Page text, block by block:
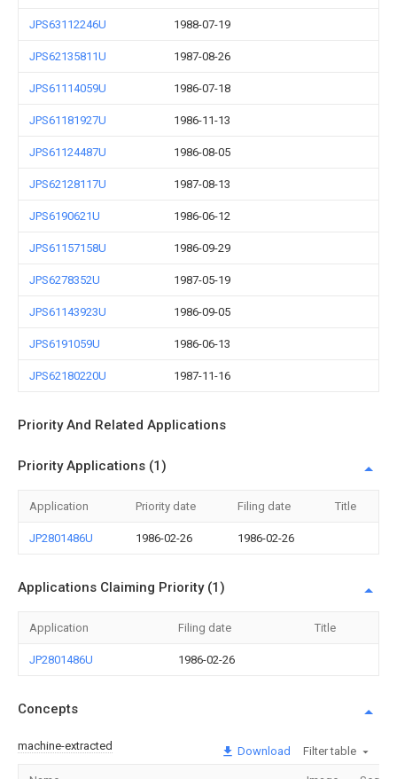
JPS63112246U 1988-07-19
JPS62135811U 1987-08-26
JPS61114059U 1986-07-18
JPS61181927U 1986-11-13
JPS61124487U 1986-08-05
JPS62128117U 1987-08-13
JPS6190621U 1986-06-12
JPS61157158U 1986-09-29
JPS6278352U 1987-05-19
JPS61143923U 1986-09-05
JPS6191059U 1986-06-13
JPS62180220U 1987-11-16
Priority And Related Applications
Priority Applications (1)
Application Priority date Filing date Title
JP2801486U 1986-02-26 1986-02-26
Applications Claiming Priority (1)
Application Filing date Title
JP2801486U 1986-02-26
Concepts
machine-extracted Download Filter table